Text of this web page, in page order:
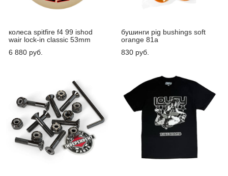
колеса spitfire f4 99 ishod
wair lock-in classic 53mm
6 880 pуб.
бушинги pig bushings soft
orange 81a
830 pуб.